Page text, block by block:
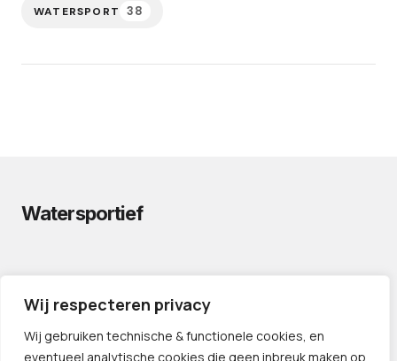
Wij respecteren privacy
Wij gebruiken technische & functionele cookies, en
eventueel analytische cookies die geen inbreuk maken op
WATERSPORT 38
Watersportief
CONTACT